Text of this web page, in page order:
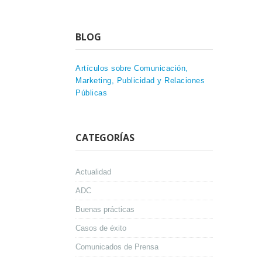
BLOG
Artículos sobre Comunicación,
Marketing, Publicidad y Relaciones
Públicas
CATEGORÍAS
Actualidad
ADC
Buenas prácticas
Casos de éxito
Comunicados de Prensa